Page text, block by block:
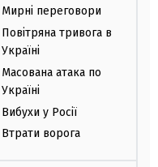
Мирні переговори
Повітряна тривога в
Україні
Масована атака по
Україні
Вибухи у Росії
Втрати ворога